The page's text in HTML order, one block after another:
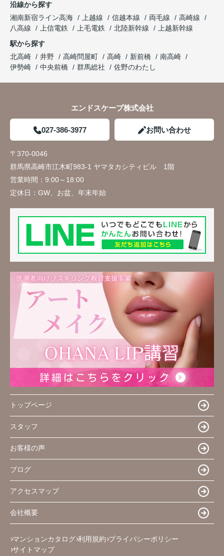
沿線から探す
湘南新宿ライン高海
上越線 信越本線 両毛線
高崎線
八高線
上信電鉄 上毛電鉄 北陸新幹線
上越新幹線
駅から探す
北高崎
井野 高崎問屋町 高崎 新前橋
南高崎
伊勢崎
中央前橋 群馬総社 佐野のわたし
エンドスケープ株式会社
027-386-3977 お問い合わせ
〒370-0046
群馬県高崎市江木町983-1 ヤマタカシティビル 1階
営業時間： 9:00～18:00
定休日： GW、お盆、年末年始
トップページ
スタッフ
お客様の声
ブログ
アクセスマップ
会社概要
マンションカタログ 利用規約 プライバシーポリシー
サイトマップ